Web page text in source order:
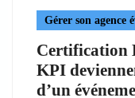
Gérer son agence
Certification
KPI
d’un